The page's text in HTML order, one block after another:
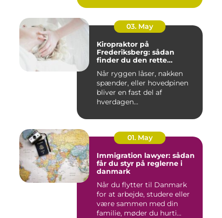
03. May
Kiropraktor på
Frederiksberg: sådan
finder du den rette
Når ryggen låser, nakken
spænder, eller hovedpinen
bliver en fast del af
hverdagen...
01. May
Immigration lawyer: sådan
får du styr på reglerne i
danmark
Når du flytter til Danmark
for at arbejde, studere eller
være sammen med din
familie, møder du hurti...